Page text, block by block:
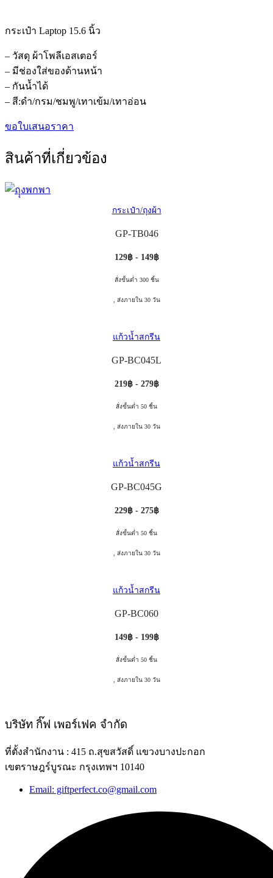
กระเป๋า Laptop 15.6 นิ้ว
– วัสดุ ผ้าโพลีเอสเตอร์
– มีช่องใส่ของด้านหน้า
– กันน้ำได้
– สี:ดำ/กรม/ชมพู/เทาเข้ม/เทาอ่อน
ขอใบเสนอราคา
สินค้าที่เกี่ยวข้อง
กระเป๋า/ถุงผ้า
GP-TB046
129฿ - 149฿
สั่งขั้นต่ำ 300 ชิ้น
, ส่งภายใน 30 วัน
แก้วน้ำสกรีน
GP-BC045L
219฿ - 279฿
สั่งขั้นต่ำ 50 ชิ้น
, ส่งภายใน 30 วัน
แก้วน้ำสกรีน
GP-BC045G
229฿ - 275฿
สั่งขั้นต่ำ 50 ชิ้น
, ส่งภายใน 30 วัน
แก้วน้ำสกรีน
GP-BC060
149฿ - 199฿
สั่งขั้นต่ำ 50 ชิ้น
, ส่งภายใน 30 วัน
บริษัท กิ๊ฟ เพอร์เฟค จำกัด
ที่ตั้งสำนักงาน : 415 ถ.สุขสวัสดิ์ แขวงบางปะกอก
เขตราษฎร์บูรณะ กรุงเทพฯ 10140
Email: giftperfect.co@gmail.com